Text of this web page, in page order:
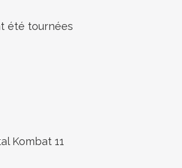
été tournées
Kombat 11